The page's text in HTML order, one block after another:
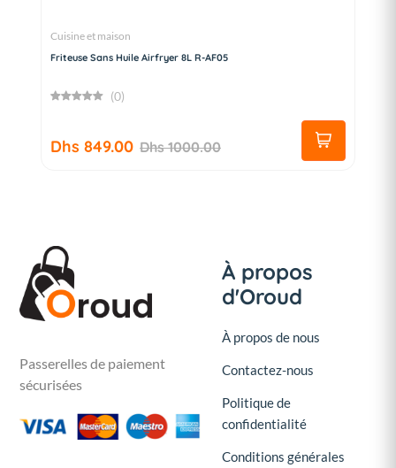
Cuisine et maison
Friteuse Sans Huile Airfryer 8L R-AF05
(0)
Dhs 849.00 Dhs 1000.00
Passerelles de paiement
sécurisées
À propos
d'Oroud
À propos de nous
Contactez-nous
Politique de
confidentialité
Conditions générales